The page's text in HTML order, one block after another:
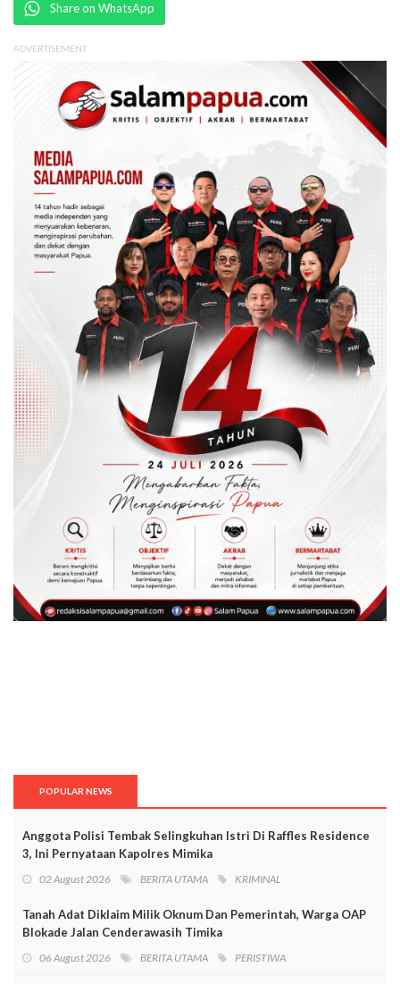
Share on WhatsApp
ADVERTISEMENT
POPULAR NEWS
Anggota Polisi Tembak Selingkuhan Istri Di Raffles Residence
3, Ini Pernyataan Kapolres Mimika
02 August 2026 BERITA UTAMA KRIMINAL
Tanah Adat Diklaim Milik Oknum Dan Pemerintah, Warga OAP
Blokade Jalan Cenderawasih Timika
06 August 2026 BERITA UTAMA PERISTIWA